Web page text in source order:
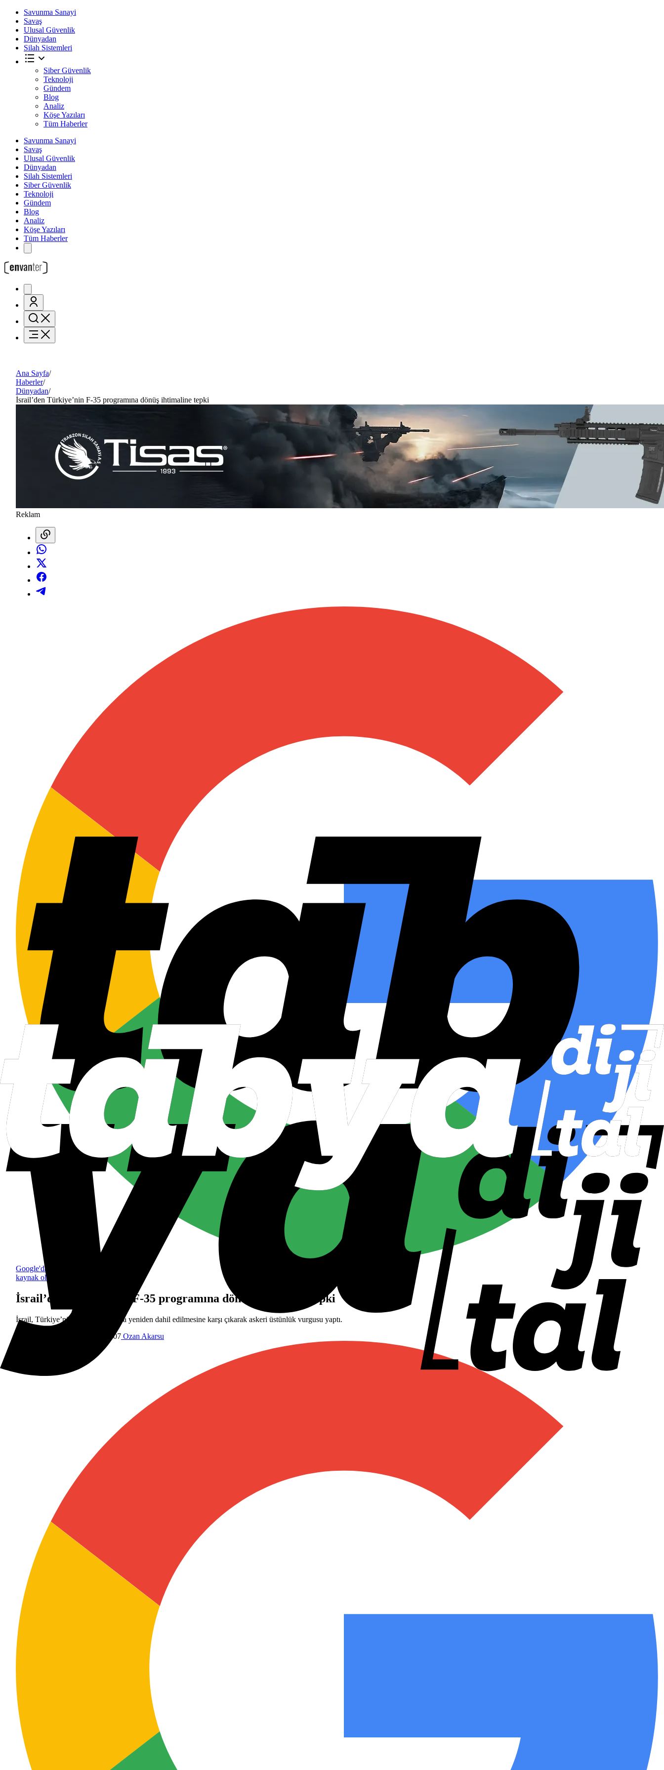
Savunma Sanayi
Savaş
Ulusal Güvenlik
Dünyadan
Silah Sistemleri
Siber Güvenlik
Teknoloji
Gündem
Blog
Analiz
Köşe Yazıları
Tüm Haberler
Savunma Sanayi
Savaş
Ulusal Güvenlik
Dünyadan
Silah Sistemleri
Siber Güvenlik
Teknoloji
Gündem
Blog
Analiz
Köşe Yazıları
Tüm Haberler
Ana Sayfa/
Haberler/
Dünyadan/
İsrail’den Türkiye’nin F-35 programına dönüş ihtimaline tepki
Reklam
Google'da tercih edilen
kaynak olarak ekle
İsrail’den Türkiye’nin F-35 programına dönüş ihtimaline tepki
İsrail, Türkiye’nin F-35 programına yeniden dahil edilmesine karşı çıkarak askeri üstünlük vurgusu yaptı.
7 Temmuz 2026 13:07 Ozan Akarsu